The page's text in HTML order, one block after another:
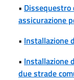
•
assicurazione
• Installazione
• Installazione
due strade